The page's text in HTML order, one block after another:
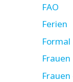
FAO
Ferien
Formal
Frauen